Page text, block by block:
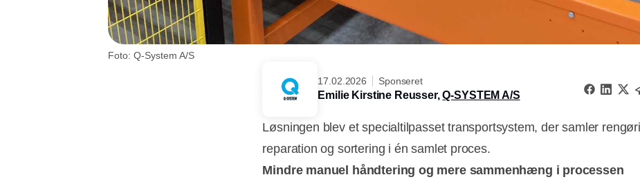
Foto: Q-System A/S
17.02.2026 Sponseret
Emilie Kirstine Reusser,Q-SYSTEM A/S
Løsningen blev et specialtilpasset transportsystem, der samler
reparation og sortering i én samlet proces.
Mindre manuel håndtering og mere sammenhæng i processen